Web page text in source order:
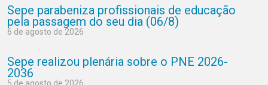
Sepe parabeniza profissionais de educação
pela passagem do seu dia (06/8)
6 de agosto de 2026
Sepe realizou plenária sobre o PNE 2026-
2036